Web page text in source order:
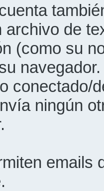
archivo de
(como su
conectado/
ningún
emails